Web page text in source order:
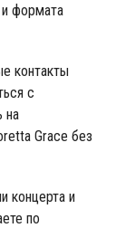
и формата
контакты
с
на
Grace без
концерта и
по